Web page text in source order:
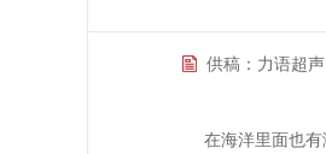
供稿：力语超声
在海洋里面也有